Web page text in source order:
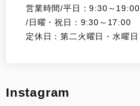
営業時間/平日：9:30～19:00
/日曜・祝日：9:30～17:00
定休日：第二火曜日・水曜日
Instagram